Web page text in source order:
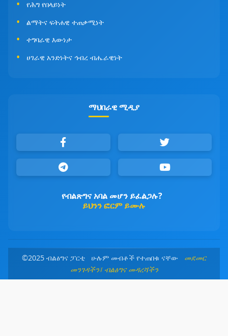
የሕግ የበላይነት
ልማትና ፍትሐዊ ተጠቃሚነት
ተግባራዊ እውነታ
ሀገራዊ አንድነትና ኅብረ ብሔራዊነት
ማህበራዊ ሚዲያ
የብልጽግና አባል መሆን ይፈልጋሉ?
ይህንን ፎርም ይሙሉ
©2025 ብልፅግና ፓርቲ ሁሉም መብቶች የተጠበቁ ናቸው መደመር
መንገዳችን፤ ብልፅግና መዳረሻችን